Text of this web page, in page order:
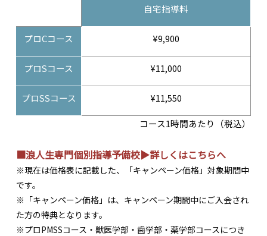
自宅指導料
プロCコース ¥9,900
プロSコース ¥11,000
プロSSコース ¥11,550
コース1時間あたり（税込）
■浪人生専門個別指導予備校▶詳しくはこちらへ
※現在は価格表に記載した、「キャンペーン価格」対象期間中
です。
※「キャンペーン価格」は、キャンペーン期間中にご入会され
た方の特典となります。
※プロPMSSコース・獣医学部・歯学部・薬学部コースにつき